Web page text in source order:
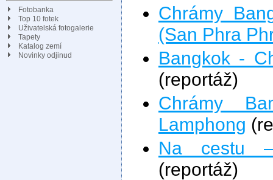
Fotobanka
Top 10 fotek
Uživatelská fotogalerie
Tapety
Katalog zemí
Novinky odjinud
Chrámy
(San Phra
Bangkok -
(reportáž)
Chrámy
Lamphong
Na cestu –
(reportáž)